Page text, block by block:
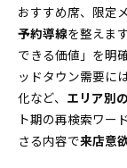
おすすめ席、限定
予約導線を整えま
できる価値」を明
ッドタウン需要に
化など、 エリア別
ト期の再検索ワー
さる内容で来店意